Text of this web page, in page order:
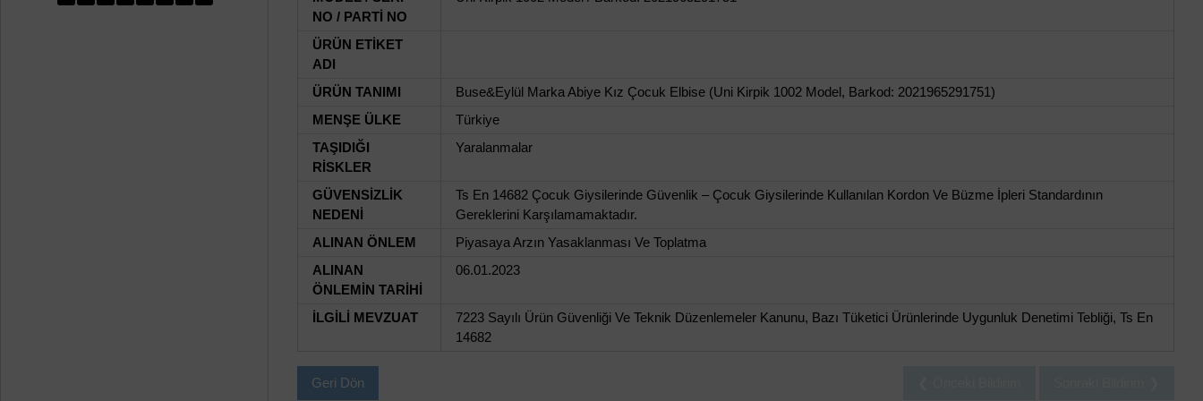
NO / PARTİ NO
ÜRÜN ETİKET
ADI
ÜRÜN TANIMI
Buse&Eylül Marka Abiye Kız Çocuk Elbise (Uni Kirpik 1002 Model, Barkod: 2021965291751)
MENŞE ÜLKE
Türkiye
TAŞIDIĞI
RİSKLER
Yaralanmalar
GÜVENSİZLİK
NEDENİ
Ts En 14682 Çocuk Giysilerinde Güvenlik – Çocuk Giysilerinde Kullanılan Kordon Ve Büzme İpleri Standardının
Gereklerini Karşılamamaktadır.
ALINAN ÖNLEM
Piyasaya Arzın Yasaklanması Ve Toplatma
ALINAN
ÖNLEMİN TARİHİ
06.01.2023
İLGİLİ MEVZUAT
7223 Sayılı Ürün Güvenliği Ve Teknik Düzenlemeler Kanunu, Bazı Tüketici Ürünlerinde Uygunluk Denetimi Tebliği, Ts En
14682
Geri Dön